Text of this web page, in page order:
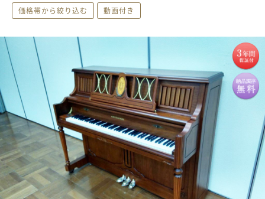
価格帯から絞り込む
動画付き